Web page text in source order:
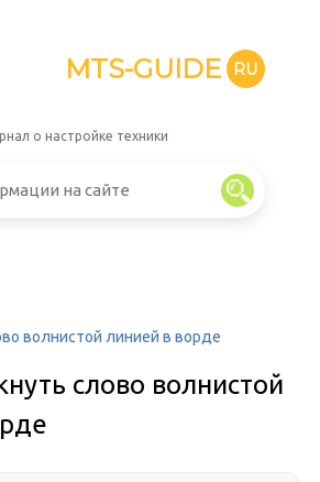
MTS-GUIDE RU
о настройке техники
волнистой линией в ворде
слово волнистой